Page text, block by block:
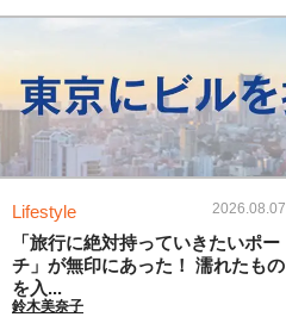
Lifestyle 2026.08.07
「旅行に絶対持っていきたいポー
チ」が無印にあった！ 濡れたもの
を入...
鈴木美奈子